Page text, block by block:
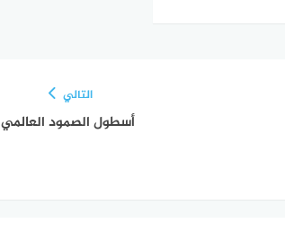
التالي
أسطول الصمود العالمي